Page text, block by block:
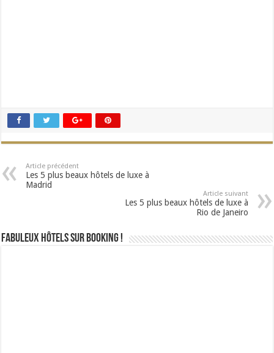
Article précédent
Les 5 plus beaux hôtels de luxe à
Madrid
Article suivant
Les 5 plus beaux hôtels de luxe à
Rio de Janeiro
Fabuleux Hôtels sur Booking !